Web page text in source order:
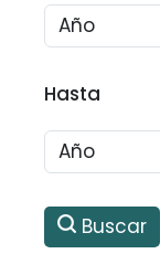
Hasta
Buscar